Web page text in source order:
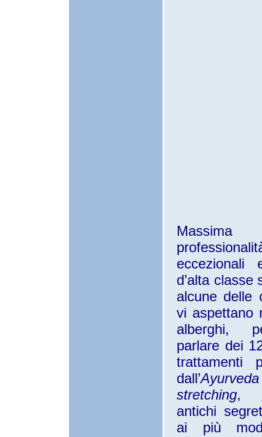
Massima
eccezionali
d’alta classe
alcune delle
vi aspettano
alberghi,
parlare dei
trattamenti
dall’Ayurveda
stretching,
antichi
ai più